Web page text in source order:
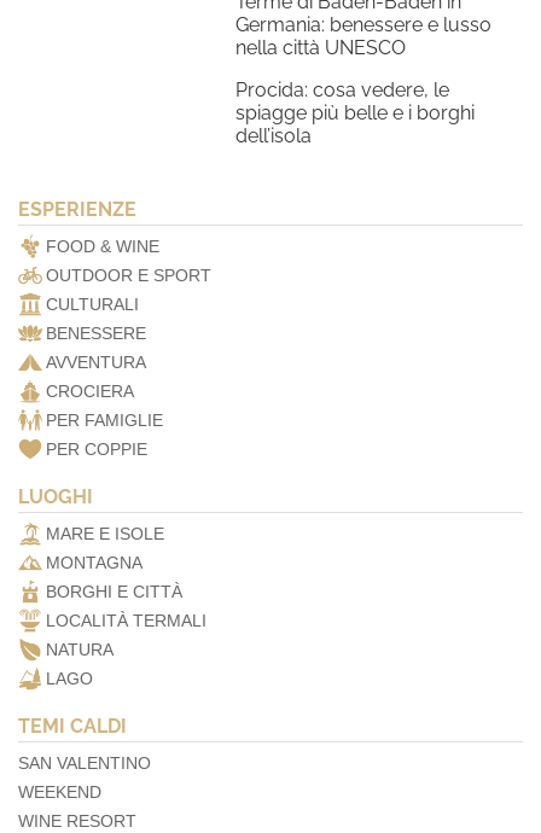
Germania: benessere e lusso
nella città UNESCO
Procida: cosa vedere, le
spiagge più belle e i borghi
dell’isola
ESPERIENZE
FOOD & WINE
OUTDOOR E SPORT
CULTURALI
BENESSERE
AVVENTURA
CROCIERA
PER FAMIGLIE
PER COPPIE
LUOGHI
MARE E ISOLE
MONTAGNA
BORGHI E CITTÀ
LOCALITÀ TERMALI
NATURA
LAGO
TEMI CALDI
SAN VALENTINO
WEEKEND
WINE RESORT